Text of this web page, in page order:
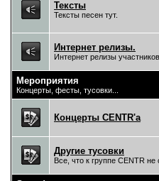
Тексты
Тексты песен тут.
Интернет релизы.
Интернет релизы
Мероприятия
Концерты, фесты, тусовки...
Концерты CENTR'a
Другие тусовки
Все, что к группе CENTR не